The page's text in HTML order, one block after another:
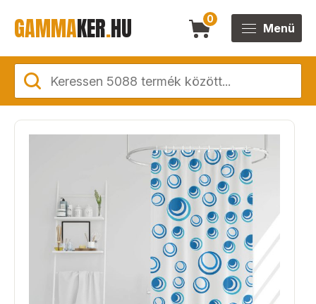
GAMMAKER.HU 0
Menü